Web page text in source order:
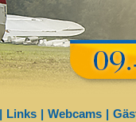
| Links | Webcams |